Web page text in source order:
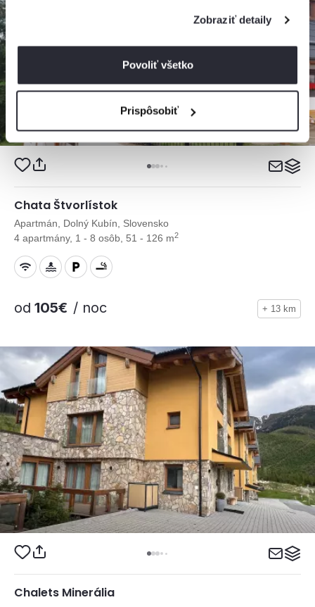
Zobraziť detaily
Povoliť všetko
Prispôsobiť
Chata Štvorlístok
Apartmán, Dolný Kubín, Slovensko
4 apartmány, 1 - 8 osôb, 51 - 126 m2
od 105€ / noc + 13 km
Chalets Minerália